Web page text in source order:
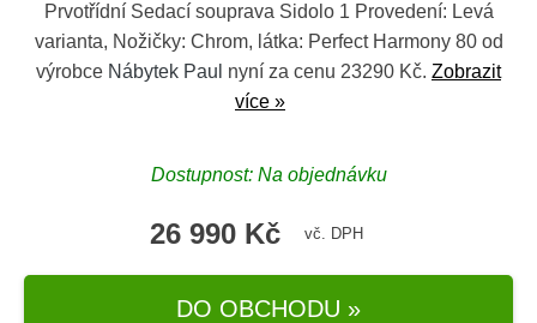
Prvotřídní Sedací souprava Sidolo 1 Provedení: Levá
varianta, Nožičky: Chrom, látka: Perfect Harmony 80 od
výrobce Nábytek Paul nyní za cenu 23290 Kč. Zobrazit
více »
Dostupnost: Na objednávku
26 990 Kč vč. DPH
DO OBCHODU »